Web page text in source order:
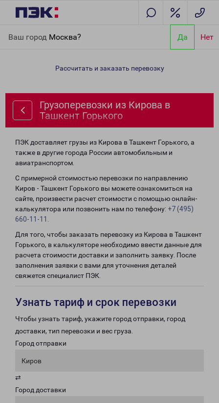
Ваш город Москва? Да Нет
Горького
Рассчитать и заказать перевозку
Грузоперевозки из Кирова в
Ташкент Горького
ПЭК доставляет грузы из Кирова в Ташкент Горького, а
также в другие города России автомобильным и
авиатранспортом.
С примерной стоимостью перевозки по направлению
Киров - Ташкент Горького вы можете ознакомиться на
сайте, произвести расчет стоимости с помощью онлайн-
калькулятора или позвонить нам по телефону: +7 (495)
660-11-11
Для того, чтобы заказать перевозку из Кирова в Ташкент
Горького, в калькуляторе необходимо ввести данные для
расчета стоимости доставки и заполнить заявку. После
заполнения заявки с вами для уточнения деталей
свяжется специалист ПЭК.
Узнать тариф и срок перевозки
Чтобы узнать тариф, укажите город отправки, город
доставки, тип перевозки и вес груза.
Город отправки
Киров
⇄
Город доставки